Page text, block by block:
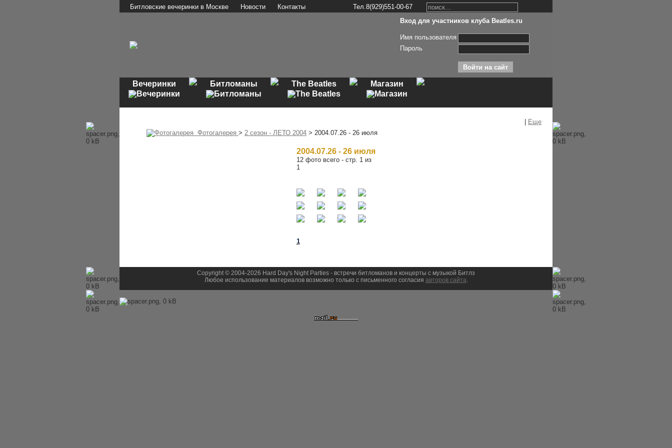
Битловские вечеринки в Москве Новости Контакты
Тел.8(929)551-00-67
Вход для участников клуба Beatles.ru
Имя пользователя
Пароль
Вечеринки Битломаны The Beatles Магазин
Еще
Фотогалерея > 2 сезон - ЛЕТО 2004 > 2004.07.26 - 26 июля
2004.07.26 - 26 июля
12 фото всего - стр. 1 из
1
1
Copyright © 2004-2026 Hard Day's Night Parties - встречи битломанов и концерты с музыкой Битлз
Любое использование материалов возможно только с письменного согласия авторов сайта.